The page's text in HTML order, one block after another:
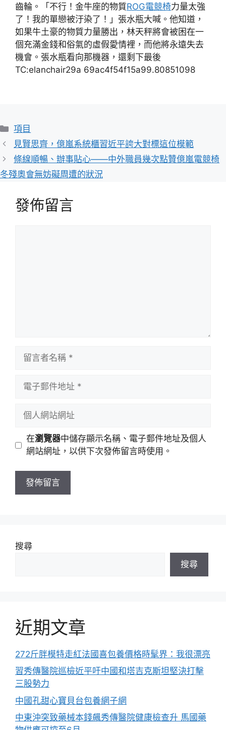
齒輪。「不行！金牛座的物質ROG電競椅力量太強
了！我的單戀被汙染了！」張水瓶大喊。他知道，
如果牛土豪的物質力量勝出，林天秤將會被困在一
個充滿金錢和俗氣的虛假愛情裡，而他將永遠失去
機會。張水瓶看向那機器，還剩下最後
TC:elanchair29a 69ac4f54f15a99.80851098
分
類
項目
見賢思齊，億嵐系統櫃習近平誇大對標這位模範
條線順暢、辦事貼心——中外職員幾次點贊億嵐電競椅
冬殘奧會無妨礙周遭的狀況
發佈留言
址
站
址
在瀏覽器中儲存顯示名稱、電子郵件地址及個人
網站網址，以供下次發佈留言時使用。
搜尋
搜尋
近期文章
272斤胖模特走紅法國喜包養價格時髦界：我很漂亮
習秀傳醫院巡檢近平吁中國和塔吉克斯坦堅決打擊
三股勢力
中國孔甜心寶貝台包養網子網
中東沖突致藥械本錢飆秀傳醫院健康檢查升 馬國藥